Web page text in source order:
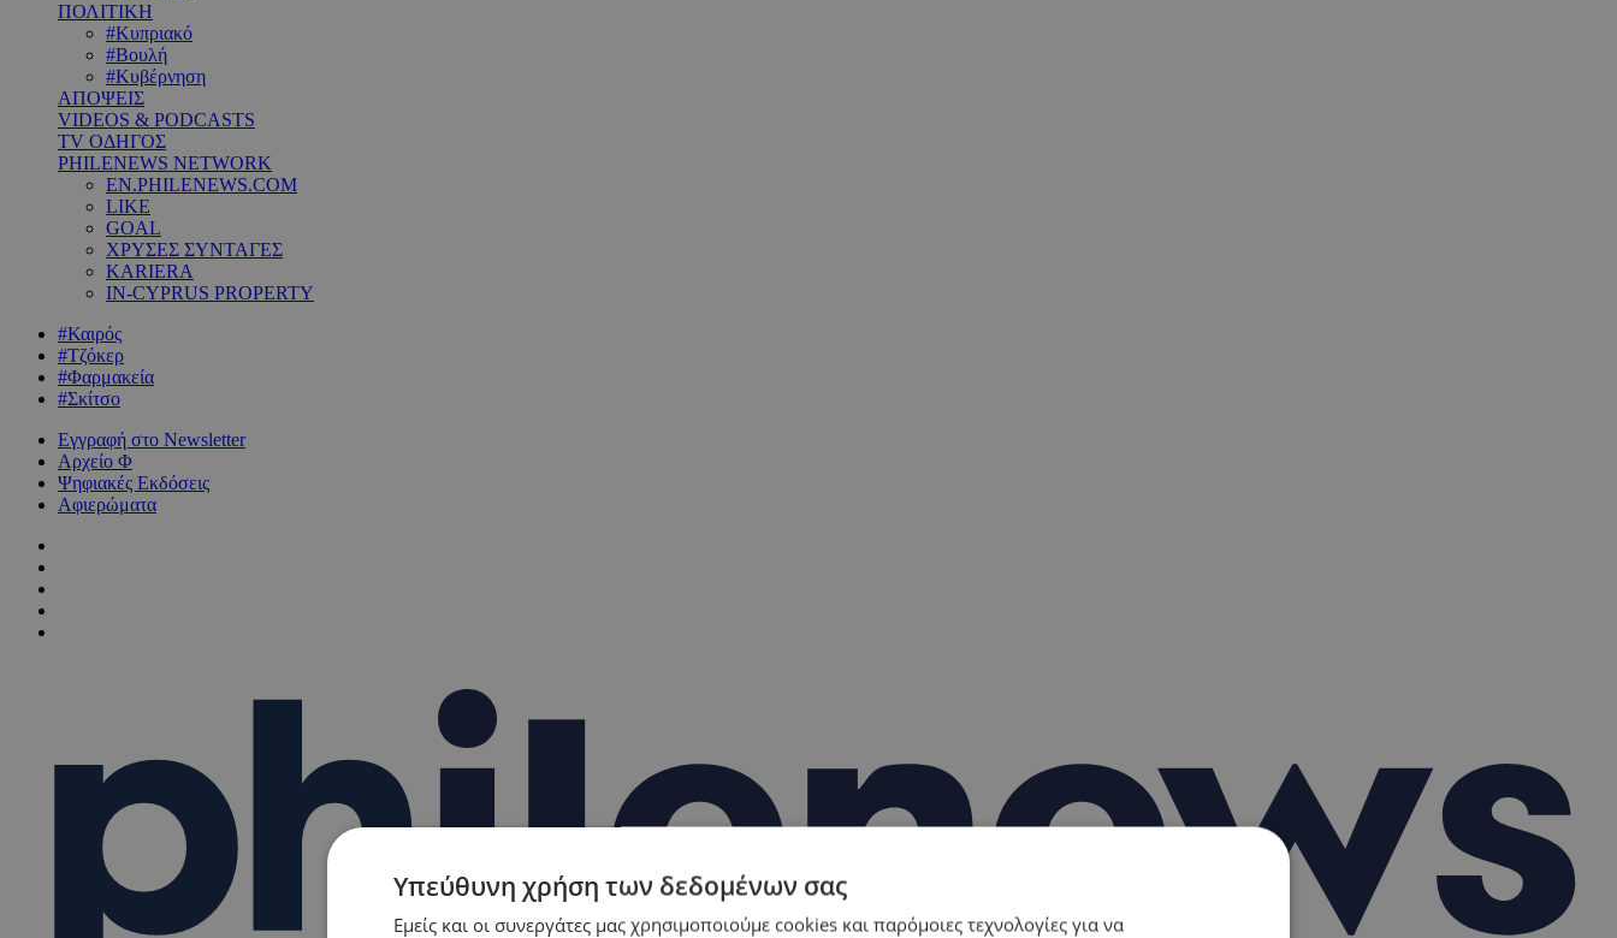
ΠΟΛΙΤΙΚΗ
#Κυπριακό
#Βουλή
#Κυβέρνηση
ΑΠΟΨΕΙΣ
VIDEOS & PODCASTS
TV ΟΔΗΓΟΣ
PHILENEWS NETWORK
EN.PHILENEWS.COM
LIKE
GOAL
ΧΡΥΣΕΣ ΣΥΝΤΑΓΕΣ
KARIERA
IN-CYPRUS PROPERTY
#Καιρός
#Τζόκερ
#Φαρμακεία
#Σκίτσο
Εγγραφή στο Newsletter
Αρχείο Φ
Ψηφιακές Εκδόσεις
Αφιερώματα
Υπεύθυνη χρήση των δεδομένων σας
Εμείς και οι συνεργάτες μας χρησιμοποιούμε cookies και παρόμοιες τεχνολογίες για να